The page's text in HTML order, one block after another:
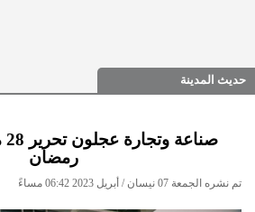
حديث المدينة
رمضان
تم نشره الجمعة 07 نيسان / أبريل 2023 06:42 مساءً